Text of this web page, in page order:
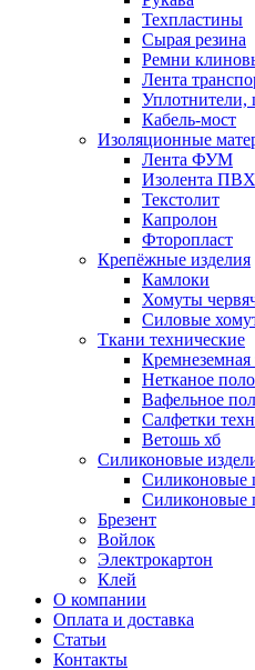
Техпластины
Сырая резина
Ремни
Лента
Уплотнители,
Кабель-мост
Изоляционные
Лента ФУМ
Изолента
Текстолит
Капролон
Фторопласт
Крепёжные изделия
Камлоки
Хомуты
Силовые
Ткани технические
Кремнеземная
Нетканое
Вафельное
Салфетки
Ветошь хб
Силиконовые
Силиконовые
Силиконовые
Брезент
Войлок
Электрокартон
Клей
О компании
Оплата и доставка
Статьи
Контакты